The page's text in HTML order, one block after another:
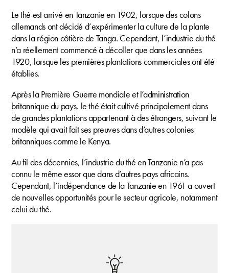
Le thé est arrivé en Tanzanie en 1902, lorsque des colons
allemands ont décidé d’expérimenter la culture de la plante
dans la région côtière de Tanga. Cependant, l’industrie du thé
n’a réellement commencé à décoller que dans les années
1920, lorsque les premières plantations commerciales ont été
établies.
Après la Première Guerre mondiale et l’administration
britannique du pays, le thé était cultivé principalement dans
de grandes plantations appartenant à des étrangers, suivant le
modèle qui avait fait ses preuves dans d’autres colonies
britanniques comme le Kenya.
Au fil des décennies, l’industrie du thé en Tanzanie n’a pas
connu le même essor que dans d’autres pays africains.
Cependant, l’indépendance de la Tanzanie en 1961 a ouvert
de nouvelles opportunités pour le secteur agricole, notamment
celui du thé.